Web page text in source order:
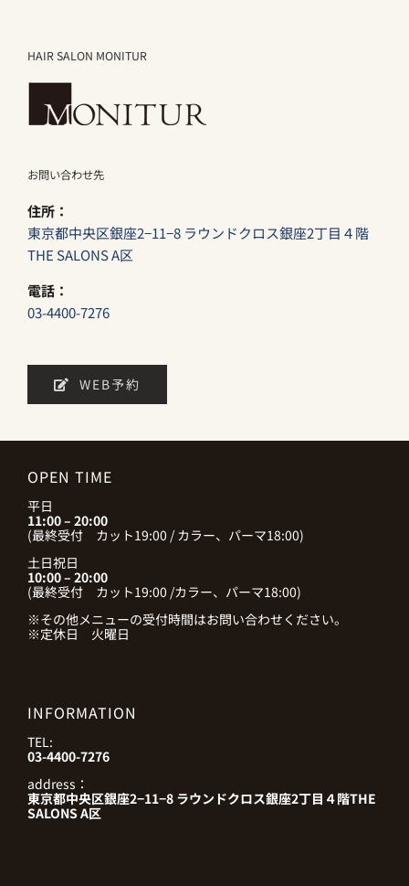
HAIR SALON MONITUR
お問い合わせ先
住所：
東京都中央区銀座2−11−8 ラウンドクロス銀座2丁目４階
THE SALONS A区
電話：
03-4400-7276
WEB予約
OPEN TIME
平日
11:00 – 20:00
(最終受付 カット19:00 / カラー、パーマ18:00)
土日祝日
10:00 – 20:00
(最終受付 カット19:00 /カラー、パーマ18:00)
※その他メニューの受付時間はお問い合わせください。
※定休日 火曜日
INFORMATION
TEL:
03-4400-7276
address：
東京都中央区銀座2−11−8 ラウンドクロス銀座2丁目４階THE
SALONS A区